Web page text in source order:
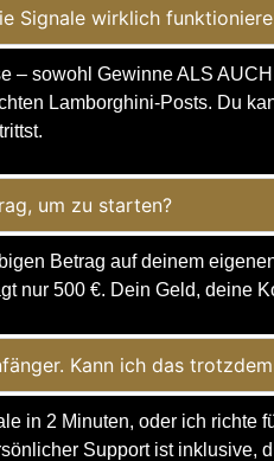
Signale wirklich
– sowohl Gewinne ALS
Lamborghini-Posts. Du
um zu starten?
Betrag auf deinem
nur 500 €. Dein Geld, deine
Kann ich das
in 2 Minuten, oder ich richte
Support ist inklusive,